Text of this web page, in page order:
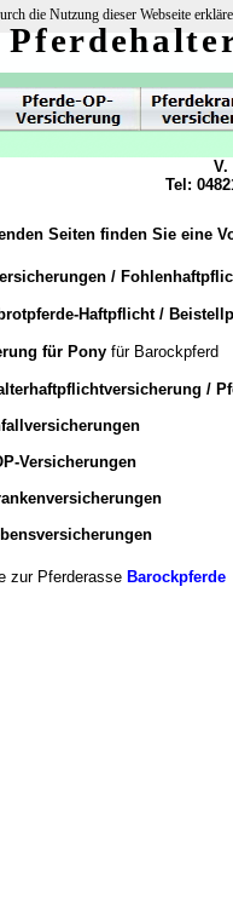
die Nutzung dieser Webseite
Seiten finden Sie eine
/
Haftpflicht /
für Pony für Barockpferd
/
Versicherungen
zur Pferderasse Barockpferde
V.
Tel: